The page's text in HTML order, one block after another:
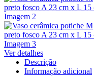
Ver detalhes
Descrição
Informação adicional